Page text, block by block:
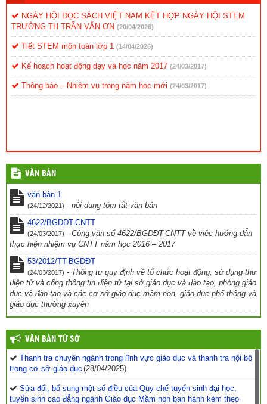
NGÀY HỘI ĐỌC SÁCH VIỆT NAM KẾT HỢP NGÀY HỘI STEM
TRƯỜNG TH TRẦN VĂN ƠN (20/04/2026)
Tiết STEM môn toán lớp 1 (14/04/2026)
Kế hoạch hoạt động dạy và học năm 2017 (24/03/2017)
Thông báo – Nhiệm vụ trong năm học mới (24/03/2017)
VĂN BẢN
văn bản 1
(24/12/2021) - nội dung tóm tắt văn bản
4622/BGDĐT-CNTT
(24/03/2017) - Công văn số 4622/BGDĐT-CNTT về việc hướng dẫn
thực hiện nhiệm vụ CNTT năm học 2016 – 2017
53/2012/TT-BGDĐT
(24/03/2017) - Thông tư quy định về tổ chức hoạt động, sử dụng thư
điện tử và cổng thông tin điện tử tại sở giáo dục và đào tạo, phòng giáo
dục và đào tạo và các cơ sở giáo dục mầm non, giáo dục phổ thông và
giáo dục thường xuyên
VĂN BẢN TỪ SỞ
Thanh tra chuyên ngành trong lĩnh vực giáo dục và thanh tra nội bộ
trong cơ sở giáo dục (28/04/2025)
Sửa đổi, bổ sung một số điều của Quy chế tuyển sinh đại học,
tuyển sinh cao đẳng ngành Giáo dục Mầm non ban hành kèm theo